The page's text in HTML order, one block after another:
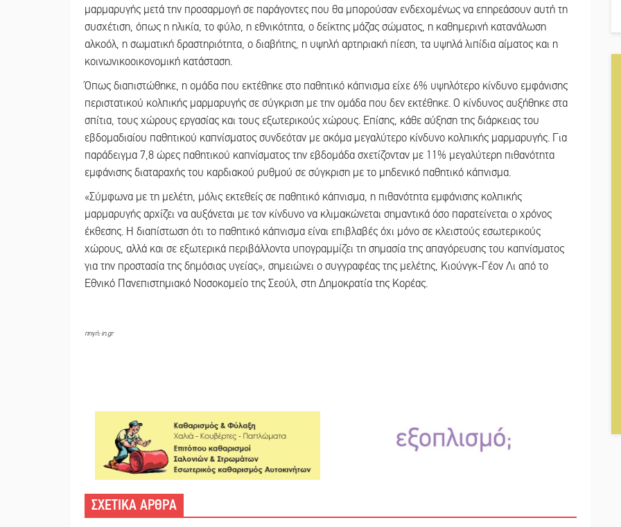
μαρμαρυγής μετά την προσαρμογή σε παράγοντες που θα μπορούσαν ενδεχομένως να επηρεάσουν αυτή τη
συσχέτιση, όπως η ηλικία, το φύλο, η εθνικότητα, ο δείκτης μάζας σώματος, η καθημερινή κατανάλωση
αλκοόλ, η σωματική δραστηριότητα, ο διαβήτης, η υψηλή αρτηριακή πίεση, τα υψηλά λιπίδια αίματος και η
κοινωνικοοικονομική κατάσταση.
Όπως διαπιστώθηκε, η ομάδα που εκτέθηκε στο παθητικό κάπνισμα είχε 6% υψηλότερο κίνδυνο εμφάνισης
περιστατικού κολπικής μαρμαρυγής σε σύγκριση με την ομάδα που δεν εκτέθηκε. Ο κίνδυνος αυξήθηκε στα
σπίτια, τους χώρους εργασίας και τους εξωτερικούς χώρους. Επίσης, κάθε αύξηση της διάρκειας του
εβδομαδιαίου παθητικού καπνίσματος συνδεόταν με ακόμα μεγαλύτερο κίνδυνο κολπικής μαρμαρυγής. Για
παράδειγμα 7,8 ώρες παθητικού καπνίσματος την εβδομάδα σχετίζονταν με 11% μεγαλύτερη πιθανότητα
εμφάνισης διαταραχής του καρδιακού ρυθμού σε σύγκριση με το μηδενικό παθητικό κάπνισμα.
«Σύμφωνα με τη μελέτη, μόλις εκτεθείς σε παθητικό κάπνισμα, η πιθανότητα εμφάνισης κολπικής
μαρμαρυγής αρχίζει να αυξάνεται με τον κίνδυνο να κλιμακώνεται σημαντικά όσο παρατείνεται ο χρόνος
έκθεσης. Η διαπίστωση ότι το παθητικό κάπνισμα είναι επιβλαβές όχι μόνο σε κλειστούς εσωτερικούς
χώρους, αλλά και σε εξωτερικά περιβάλλοντα υπογραμμίζει τη σημασία της απαγόρευσης του καπνίσματος
για την προστασία της δημόσιας υγείας», σημειώνει ο συγγραφέας της μελέτης, Κιούνγκ-Γέον Λι από το
Εθνικό Πανεπιστημιακό Νοσοκομείο της Σεούλ, στη Δημοκρατία της Κορέας.
πηγή: in.gr
ΣΧΕΤΙΚΑ ΑΡΘΡΑ